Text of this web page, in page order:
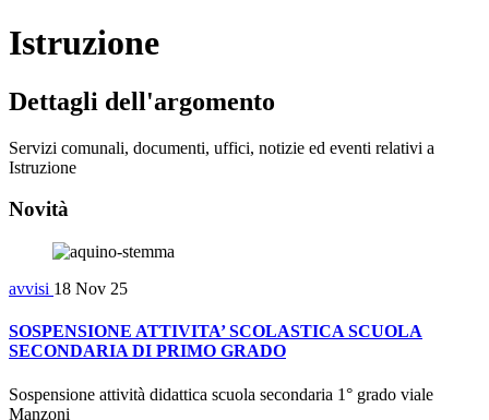
Istruzione
Dettagli dell'argomento
Servizi comunali, documenti, uffici, notizie ed eventi relativi a
Istruzione
Novità
avvisi 18 Nov 25
SOSPENSIONE ATTIVITA’ SCOLASTICA SCUOLA
SECONDARIA DI PRIMO GRADO
Sospensione attività didattica scuola secondaria 1° grado viale
Manzoni